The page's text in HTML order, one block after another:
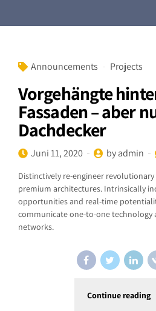
Announcements Projects
Vorgehängte
Fassaden – aber
Dachdecker
Juni 11, 2020 by admin
Distinctively re-engineer revolutionary
premium architectures. Intrinsically
opportunities and real-time
communicate one-to-one technology
networks.
Continue reading